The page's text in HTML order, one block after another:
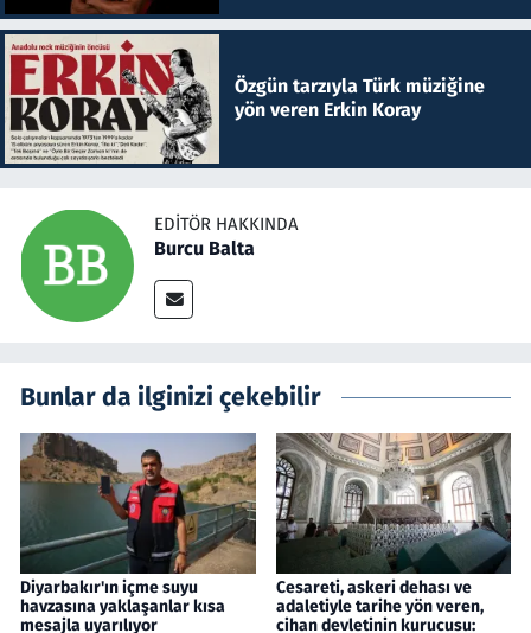
Özgün tarzıyla Türk müziğine
yön veren Erkin Koray
EDITÖR HAKKINDA
Burcu Balta
Bunlar da ilginizi çekebilir
Diyarbakır'ın içme suyu
havzasına yaklaşanlar kısa
mesajla uyarılıyor
Cesareti, askeri dehası ve
adaletiyle tarihe yön veren,
cihan devletinin kurucusu: